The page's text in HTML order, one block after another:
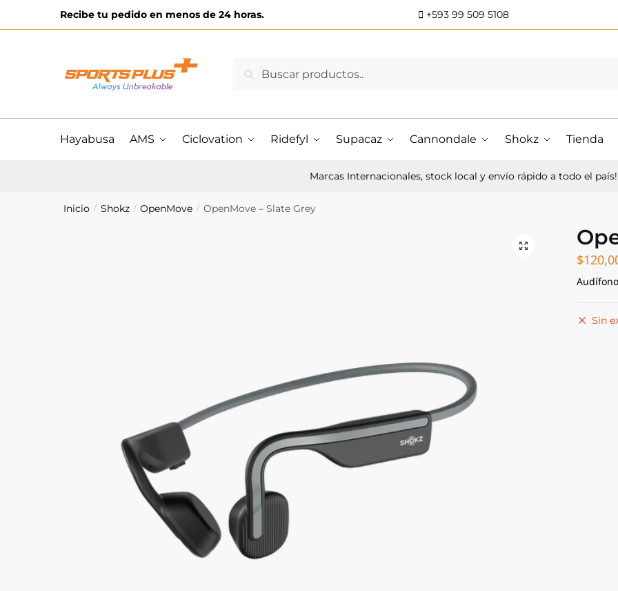
Recibe tu pedido en menos de 24 horas. +593 99 509 5108
por:
Buscar
Hayabusa AMS Ciclovation Ridefyl Supacaz Cannondale Shokz Tienda
Marcas Internacionales, stock local y envío rápido a todo el país!
Inicio / Shokz / OpenMove / OpenMove – Slate Grey
$
Sin